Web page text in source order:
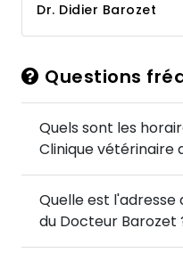
Dr. Didier Barozet
Questions
Quels sont les
Clinique vétérinaire
Quelle est l'adresse
du Docteur Barozet